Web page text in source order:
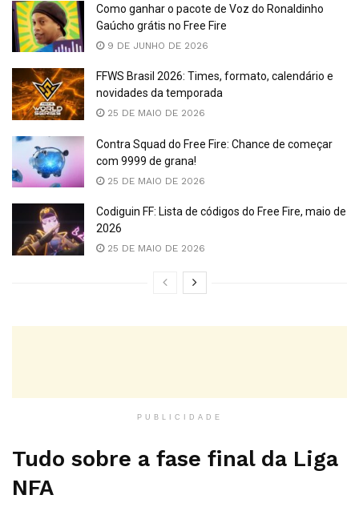
Como ganhar o pacote de Voz do Ronaldinho
Gaúcho grátis no Free Fire
9 DE JUNHO DE 2026
FFWS Brasil 2026: Times, formato, calendário e
novidades da temporada
25 DE MAIO DE 2026
Contra Squad do Free Fire: Chance de começar
com 9999 de grana!
25 DE MAIO DE 2026
Codiguin FF: Lista de códigos do Free Fire, maio de
2026
25 DE MAIO DE 2026
PUBLICIDADE
Tudo sobre a fase final da Liga
NFA